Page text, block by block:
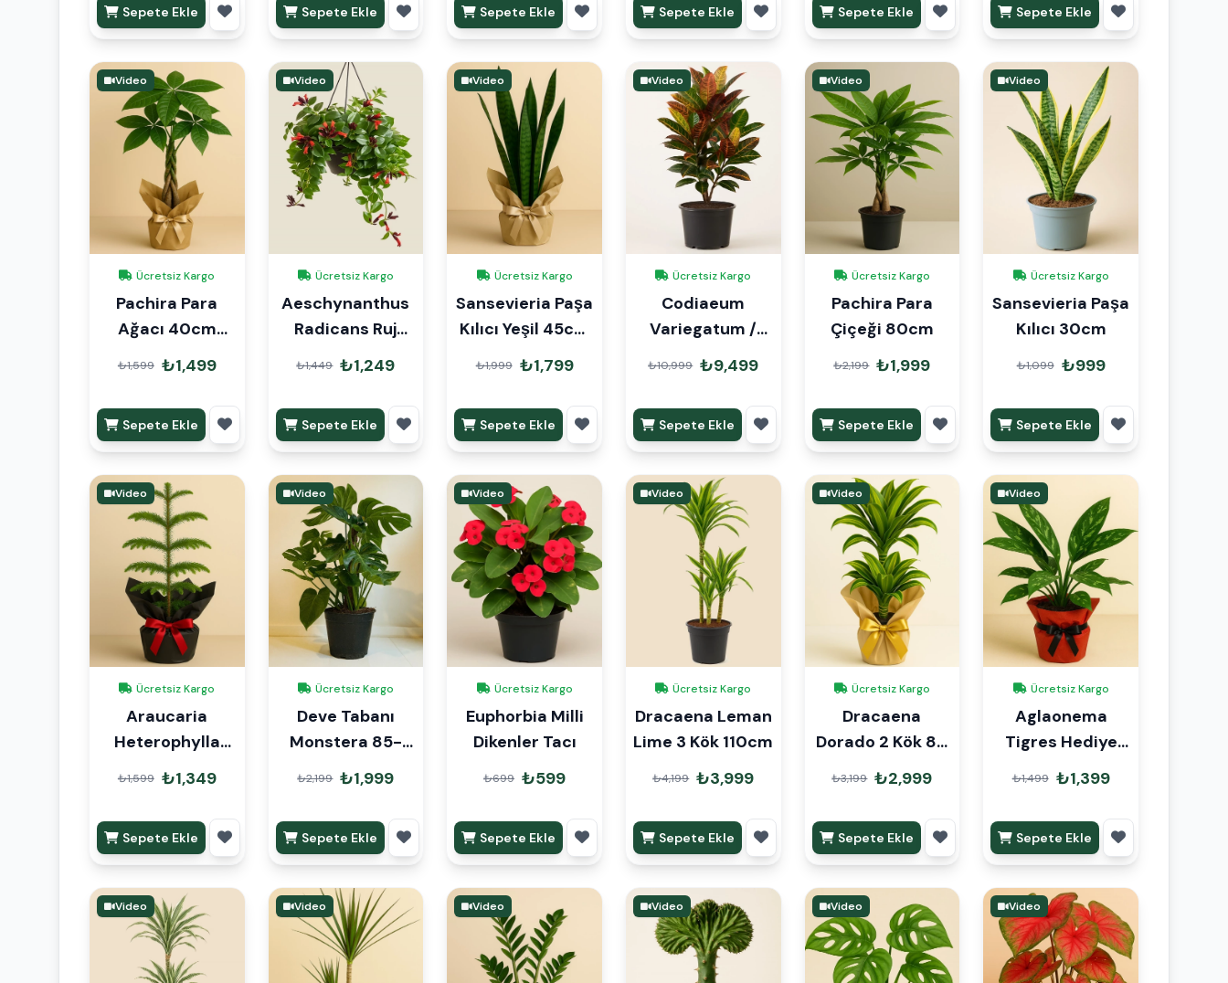
Sepete Ekle Sepete Ekle Sepete Ekle Sepete Ekle Sepete Ekle Sepete Ekle
Video
Ücretsiz Kargo
Pachira Para
Ağacı 40cm
Hediye Paketli
₺1,599 ₺1,499
Sepete Ekle
Video
Ücretsiz Kargo
Aeschynanthus
Radicans Ruj
Çiçeği
₺1,449 ₺1,249
Sepete Ekle
Video
Ücretsiz Kargo
Sansevieria Paşa
Kılıcı Yeşil 45cm
Hediye Paketli
₺1,999 ₺1,799
Sepete Ekle
Video
Ücretsiz Kargo
Codiaeum
Variegatum /
Craton 120cm
₺10,999 ₺9,499
Sepete Ekle
Video
Ücretsiz Kargo
Pachira Para
Çiçeği 80cm
₺2,199 ₺1,999
Sepete Ekle
Video
Ücretsiz Kargo
Sansevieria Paşa
Kılıcı 30cm
₺1,099 ₺999
Sepete Ekle
Video
Ücretsiz Kargo
Araucaria
Heterophylla
Arokarya Çam
45cm Hediye
Paketli
₺1,599 ₺1,349
Sepete Ekle
Video
Ücretsiz Kargo
Deve Tabanı
Monstera 85-
105 cm
₺2,199 ₺1,999
Sepete Ekle
Video
Ücretsiz Kargo
Euphorbia Milli
Dikenler Tacı
₺699 ₺599
Sepete Ekle
Video
Ücretsiz Kargo
Dracaena Leman
Lime 3 Kök 110cm
₺4,199 ₺3,999
Sepete Ekle
Video
Ücretsiz Kargo
Dracaena
Dorado 2 Kök 80
cm İthal Hediye
Paketli
₺3,199 ₺2,999
Sepete Ekle
Video
Ücretsiz Kargo
Aglaonema
Tigres Hediye
Paketli
₺1,499 ₺1,399
Sepete Ekle
Video Video Video Video Video Video